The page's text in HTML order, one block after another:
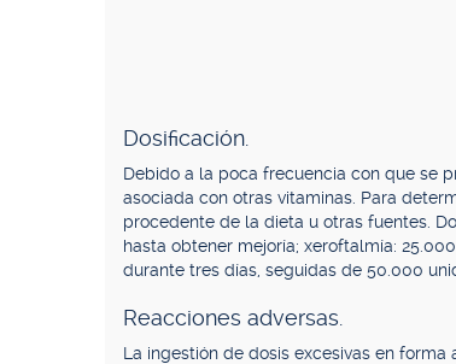
Dosificación.
Debido a la poca frecuencia con que se
asociada con otras vitaminas. Para
procedente de la dieta u otras fuentes.
hasta obtener mejoría; xeroftalmía:
durante tres días, seguidas de 50.000
Reacciones adversas.
La ingestión de dosis excesivas en